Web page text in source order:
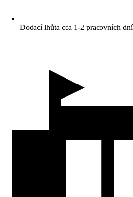
Dodací lhůta cca 1-2 pracovních dní